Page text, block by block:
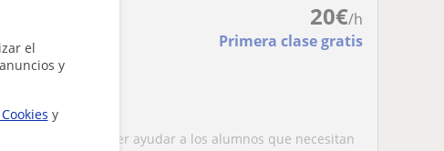
el
y
y
20€/h
Primera clase gratis
educacion y poder ayudar a los alumnos que necesitan